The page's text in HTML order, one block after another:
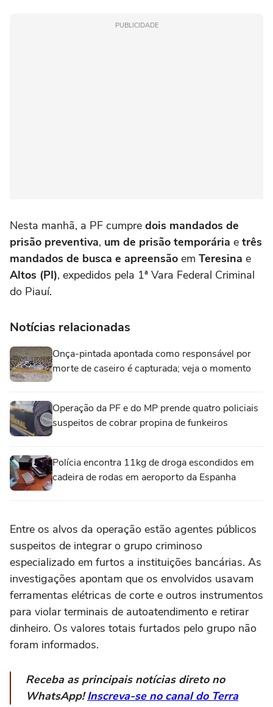
PUBLICIDADE
Nesta manhã, a PF cumpre dois mandados de
prisão preventiva, um de prisão temporária e três
mandados de busca e apreensão em Teresina e
Altos (PI), expedidos pela 1ª Vara Federal Criminal
do Piauí.
Notícias relacionadas
Onça-pintada apontada como responsável por
morte de caseiro é capturada; veja o momento
Operação da PF e do MP prende quatro policiais
suspeitos de cobrar propina de funkeiros
Polícia encontra 11kg de droga escondidos em
cadeira de rodas em aeroporto da Espanha
Entre os alvos da operação estão agentes públicos
suspeitos de integrar o grupo criminoso
especializado em furtos a instituições bancárias. As
investigações apontam que os envolvidos usavam
ferramentas elétricas de corte e outros instrumentos
para violar terminais de autoatendimento e retirar
dinheiro. Os valores totais furtados pelo grupo não
foram informados.
Receba as principais notícias direto no
WhatsApp!Inscreva-se no canal do Terra